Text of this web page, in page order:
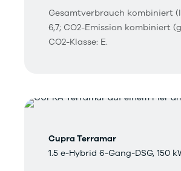
Gesamtverbrauch kombiniert
6,7; CO2-Emission kombiniert
CO2-Klasse: E.
Cupra Terramar
1.5 e-Hybrid 6-Gang-DSG, 150